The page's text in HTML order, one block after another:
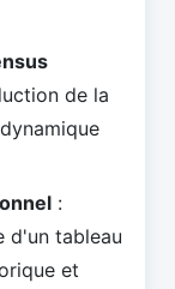
de la
:
d'un tableau
et